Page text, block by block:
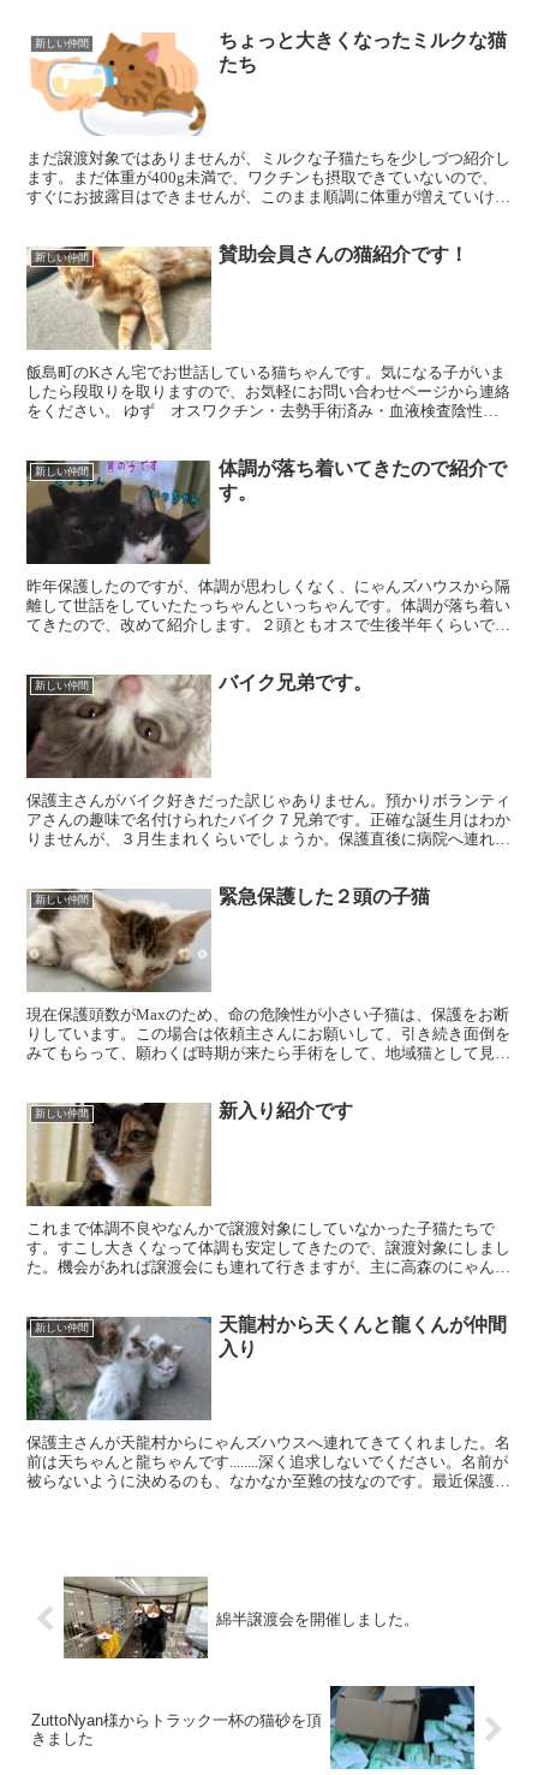
新しい仲間
ちょっと大きくなったミルクな猫
たち
まだ譲渡対象ではありませんが、ミルクな子猫たちを少しづつ紹介し
ます。まだ体重が400g未満で、ワクチンも摂取できていないので、
すぐにお披露目はできませんが、このまま順調に体重が増えていけ
新しい仲間 賛助会員さんの猫紹介です！
飯島町のKさん宅でお世話している猫ちゃんです。気になる子がいま
したら段取りを取りますので、お気軽にお問い合わせページから連絡
をください。 ゆず オスワクチン・去勢手術済み・血液検査陰性甘
新しい仲間
体調が落ち着いてきたので紹介で
す。
昨年保護したのですが、体調が思わしくなく、にゃんズハウスから隔
離して世話をしていたたっちゃんといっちゃんです。体調が落ち着い
てきたので、改めて紹介します。２頭ともオスで生後半年くらいで
新しい仲間 バイク兄弟です。
保護主さんがバイク好きだった訳じゃありません。預かりボランティ
アさんの趣味で名付けられたバイク７兄弟です。正確な誕生月はわか
りませんが、３月生まれくらいでしょうか。保護直後に病院へ連れて
新しい仲間 緊急保護した２頭の子猫
現在保護頭数がMaxのため、命の危険性が小さい子猫は、保護をお断
りしています。この場合は依頼主さんにお願いして、引き続き面倒を
みてもらって、願わくば時期が来たら手術をして、地域猫として見守
新しい仲間 新入り紹介です
これまで体調不良やなんかで譲渡対象にしていなかった子猫たちで
す。すこし大きくなって体調も安定してきたので、譲渡対象にしまし
た。機会があれば譲渡会にも連れて行きますが、主に高森のにゃんズ
新しい仲間
天龍村から天くんと龍くんが仲間
入り
保護主さんが天龍村からにゃんズハウスへ連れてきてくれました。名
前は天ちゃんと龍ちゃんです........深く追求しないでください。名前が
被らないように決めるのも、なかなか至難の技なのです。最近保護し
綿半譲渡会を開催しました。
ZuttoNyan様からトラック一杯の猫砂を頂
きました